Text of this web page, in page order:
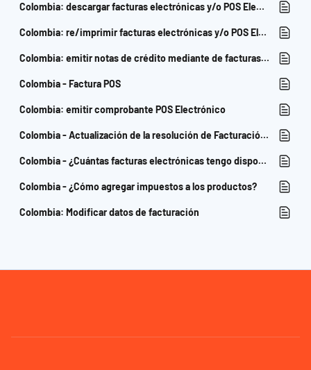
Colombia: descargar facturas electrónicas y/o POS Electrónico
Colombia: re/imprimir facturas electrónicas y/o POS Electrónico
Colombia: emitir notas de crédito mediante de facturas electrónicas y/o POS Electrónico
Colombia - Factura POS
Colombia: emitir comprobante POS Electrónico
Colombia - Actualización de la resolución de Facturación Electrónica
Colombia - ¿Cuántas facturas electrónicas tengo disponibles?
Colombia - ¿Cómo agregar impuestos a los productos?
Colombia: Modificar datos de facturación